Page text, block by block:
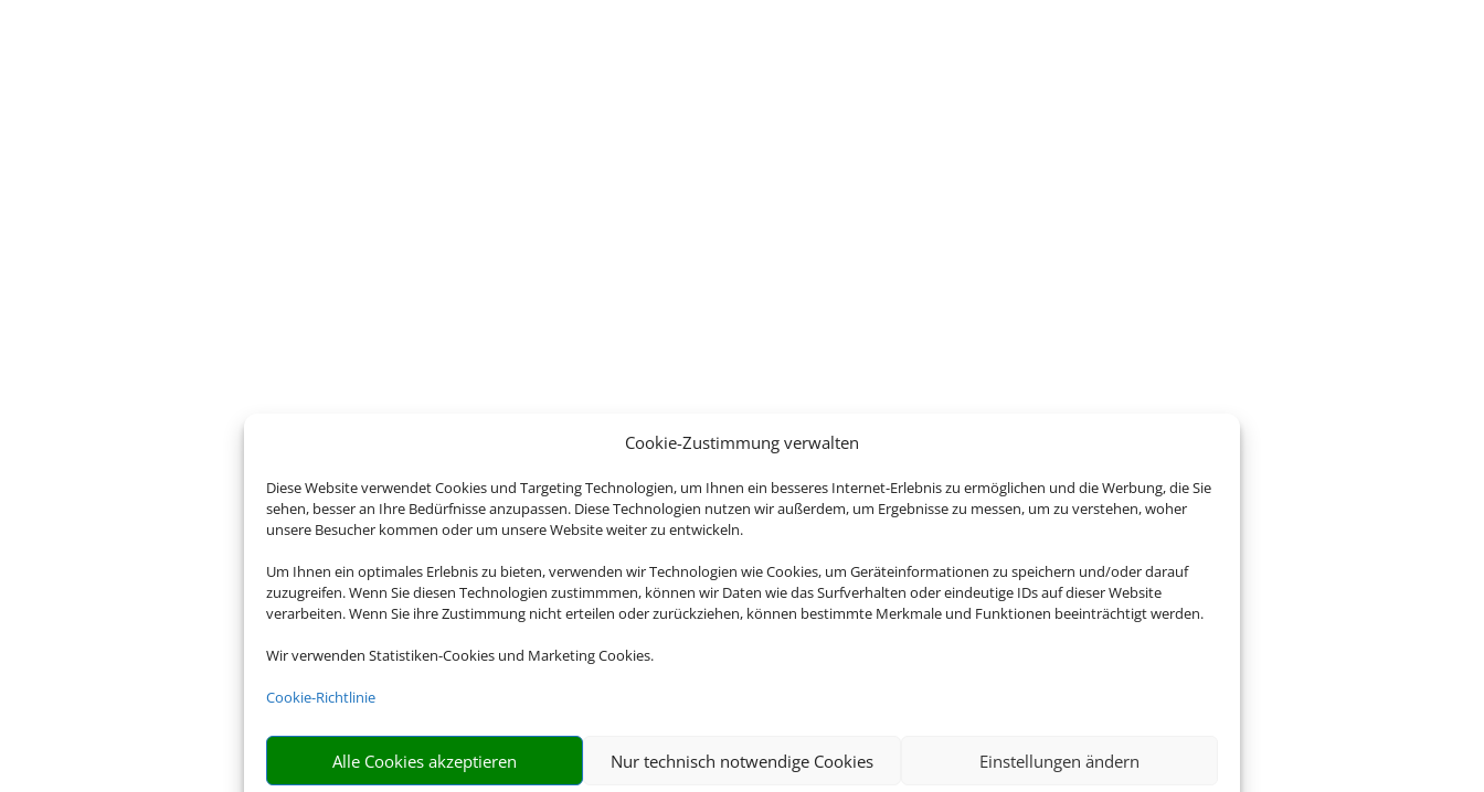
Cookie-Zustimmung verwalten
Diese Website verwendet Cookies und Targeting Technologien, um Ihnen ein besseres Internet-Erlebnis zu ermöglichen und die Werbung, die Sie
sehen, besser an Ihre Bedürfnisse anzupassen. Diese Technologien nutzen wir außerdem, um Ergebnisse zu messen, um zu verstehen, woher
unsere Besucher kommen oder um unsere Website weiter zu entwickeln.
Um Ihnen ein optimales Erlebnis zu bieten, verwenden wir Technologien wie Cookies, um Geräteinformationen zu speichern und/oder darauf
zuzugreifen. Wenn Sie diesen Technologien zustimmmen, können wir Daten wie das Surfverhalten oder eindeutige IDs auf dieser Website
verarbeiten. Wenn Sie ihre Zustimmung nicht erteilen oder zurückziehen, können bestimmte Merkmale und Funktionen beeinträchtigt werden.
Wir verwenden Statistiken-Cookies und Marketing Cookies.
Cookie-Richtlinie
Alle Cookies akzeptieren Nur technisch notwendige Cookies Einstellungen ändern
Gundelsheimer Reisebüro
… wo der Urlaub beginnt